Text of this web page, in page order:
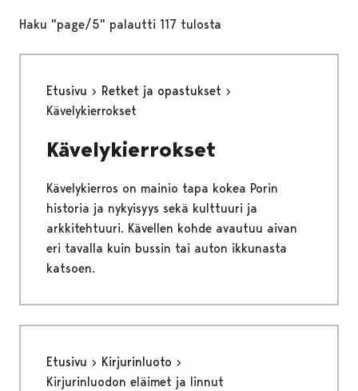
Haku "page/5" palautti 117 tulosta
Etusivu
Retket ja opastukset
Kävelykierrokset
Kävelykierrokset
Kävelykierros on mainio tapa kokea Porin
historia ja nykyisyys sekä kulttuuri ja
arkkitehtuuri. Kävellen kohde avautuu aivan
eri tavalla kuin bussin tai auton ikkunasta
katsoen.
Etusivu
Kirjurinluoto
Kirjurinluodon eläimet ja linnut